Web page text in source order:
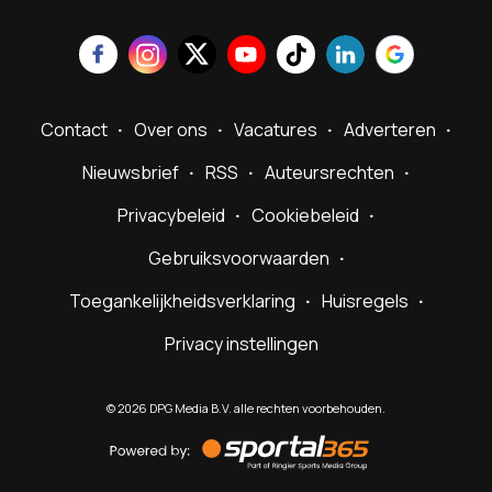
Contact Over ons Vacatures
Adverteren
Nieuwsbrief
RSS
Auteursrechten
Privacybeleid
Cookiebeleid
Gebruiksvoorwaarden
Toegankelijkheidsverklaring
Huisregels
Privacy instellingen
©2026 DPG Media B.V. alle rechten voorbehouden.
by
Sportal365